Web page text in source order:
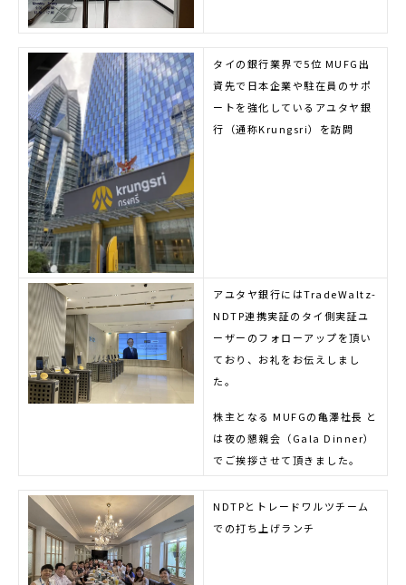
タイの銀行業界で5位 MUFG出
資先で日本企業や駐在員のサポ
ートを強化しているアユタヤ銀
行（通称Krungsri）を訪問
アユタヤ銀行にはTradeWaltz-
NDTP連携実証のタイ側実証ユ
ーザーのフォローアップを頂い
ており、お礼をお伝えしまし
た。
株主となる MUFGの亀澤社長 と
は夜の懇親会（Gala Dinner）
でご挨拶させて頂きました。
NDTPとトレードワルツチーム
での打ち上げランチ